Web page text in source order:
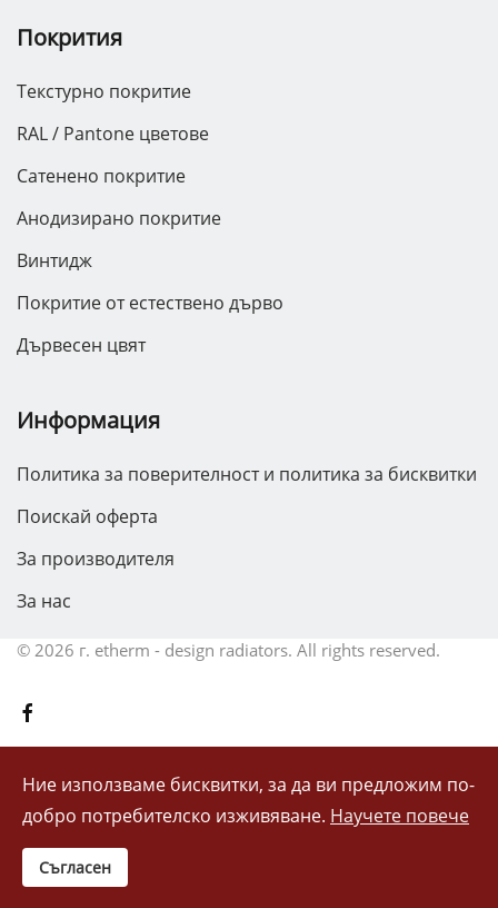
Покрития
Текстурно покритие
RAL / Pantone цветове
Сатенено покритие
Анодизирано покритие
Винтидж
Покритие от естествено дърво
Дървесен цвят
Информация
Политика за поверителност и политика за бисквитки
Поискай оферта
За производителя
За нас
© 2026 г. etherm - design radiators. All rights reserved.
Ние използваме бисквитки, за да ви предложим по-
добро потребителско изживяване. Научете повече
Съгласен